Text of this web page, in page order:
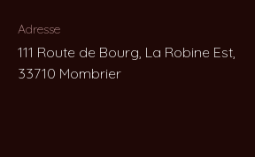
Adresse
111 Route de Bourg, La Robine Est,
33710 Mombrier
Adresse
111 Route de Bourg, La Robine Est,
33710 Mombrier